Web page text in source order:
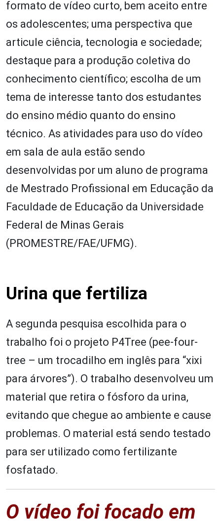
formato de vídeo curto, bem aceito entre
os adolescentes; uma perspectiva que
articule ciência, tecnologia e sociedade;
destaque para a produção coletiva do
conhecimento científico; escolha de um
tema de interesse tanto dos estudantes
do ensino médio quanto do ensino
técnico. As atividades para uso do vídeo
em sala de aula estão sendo
desenvolvidas por um aluno de programa
de Mestrado Profissional em Educação da
Faculdade de Educação da Universidade
Federal de Minas Gerais
(PROMESTRE/FAE/UFMG).
Urina que fertiliza
A segunda pesquisa escolhida para o
trabalho foi o projeto P4Tree (pee-four-
tree – um trocadilho em inglês para “xixi
para árvores”). O trabalho desenvolveu um
material que retira o fósforo da urina,
evitando que chegue ao ambiente e cause
problemas. O material está sendo testado
para ser utilizado como fertilizante
fosfatado.
O vídeo foi focado em